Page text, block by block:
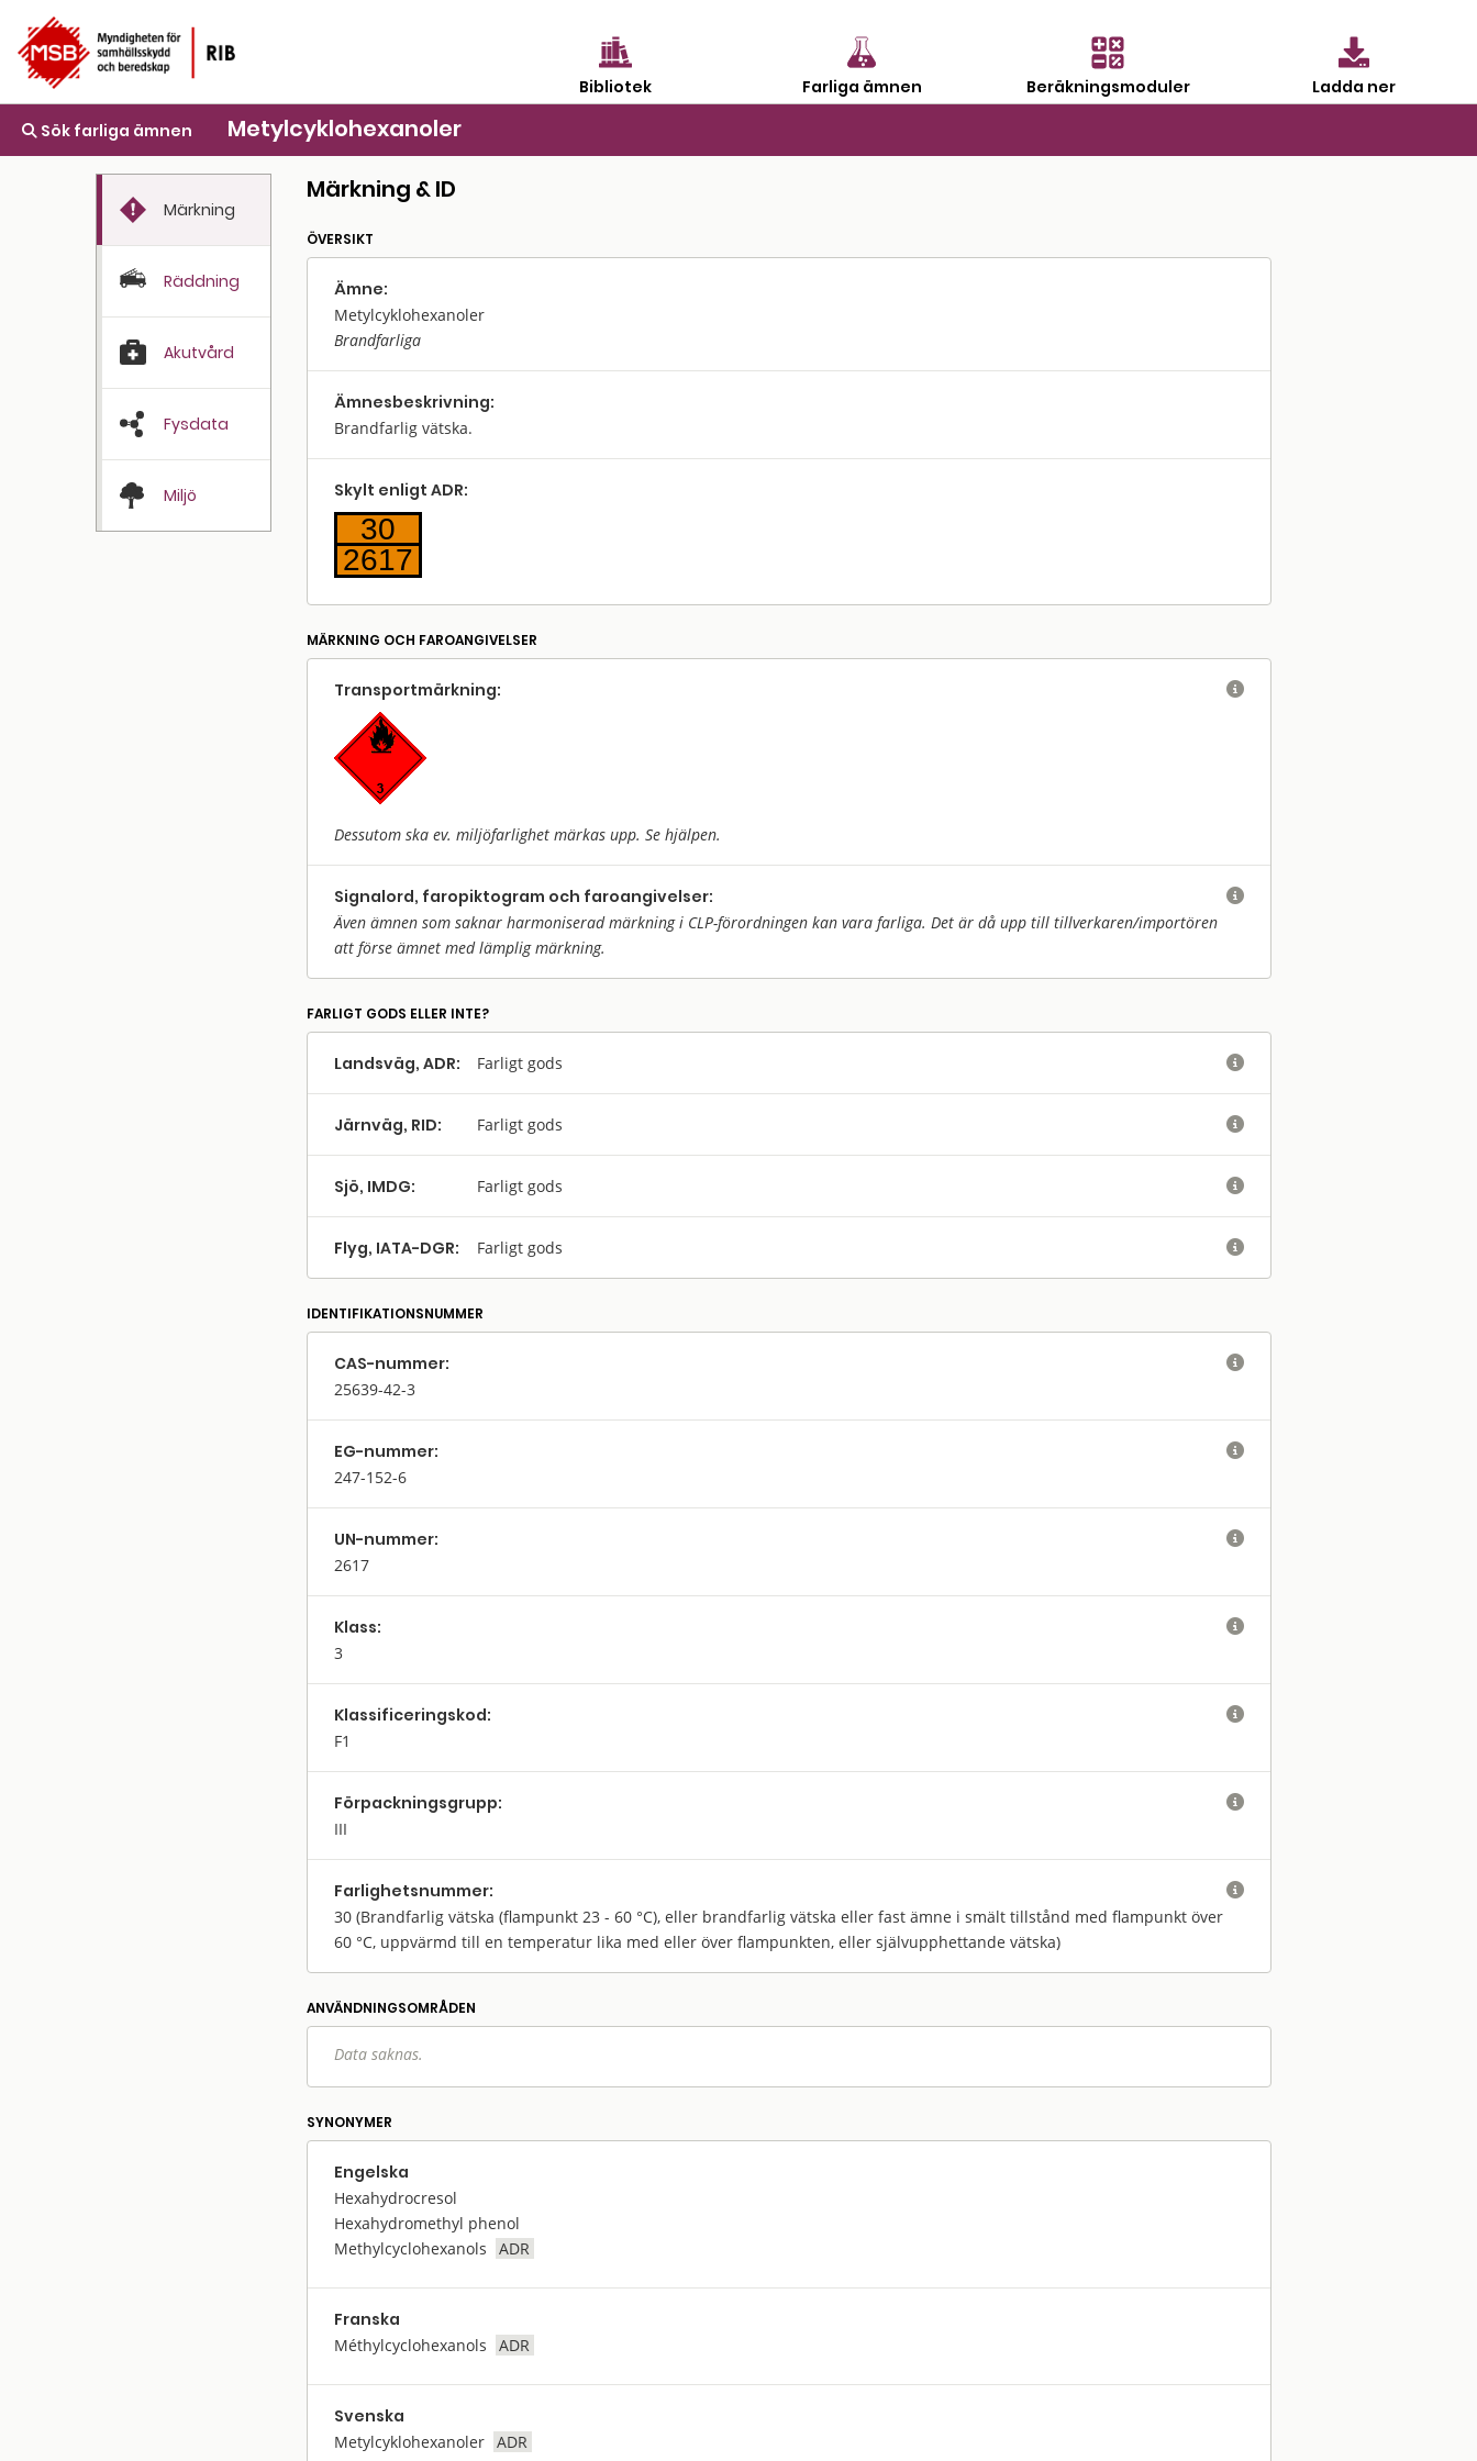
Bibliotek Farliga ämnen Beräkningsmoduler Ladda ner
Sök farliga ämnen Metylcyklohexanoler
Märkning
Räddning
Akutvård
Fysdata
Miljö
Märkning & ID
ÖVERSIKT
Ämne:
Metylcyklohexanoler
Brandfarliga
Ämnes­beskrivning:
Brandfarlig vätska.
Skylt enligt ADR:
30
2617
MÄRKNING OCH FAROANGIVELSER
Transport­märkning:
Dessutom ska ev. miljöfarlighet märkas upp. Se hjälpen.

Signalord, faropiktogram och faroangivelser:
Även ämnen som saknar harmoniserad märkning i CLP-förordningen kan vara farliga. Det är då upp till tillverkaren/importören
att förse ämnet med lämplig märkning.

FARLIGT GODS ELLER INTE?
Landsväg, ADR: Farligt gods 
Järnväg, RID: Farligt gods 
Sjö, IMDG: Farligt gods 
Flyg, IATA-DGR: Farligt gods 
IDENTIFIKATIONSNUMMER
CAS-nummer:
25639-42-3

EG-nummer:
247-152-6

UN-nummer:
2617

Klass:
3

Klassifi­cerings­kod:
F1

Förpack­nings­grupp:
III

Farlighets­nummer:
30 (Brandfarlig vätska (flampunkt 23 - 60 °C), eller brandfarlig vätska eller fast ämne i smält tillstånd med flampunkt över
60 °C, uppvärmd till en temperatur lika med eller över flampunkten, eller självupphettande vätska)

ANVÄNDNINGS­OMRÅDEN
Data saknas.
SYNONYMER
Engelska
Hexahydrocresol
Hexahydromethyl phenol
Methylcyclohexanols
ADR
Franska
Méthylcyclohexanols ADR
Svenska
Metylcyklohexanoler ADR